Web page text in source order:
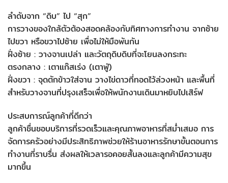
ลำดับจาก “ดิบ” ไป “สุก”
การวางของใกล้ตัวต้องสอดคล้องกับทิศทางการทำงาน จากซ้าย
ไปขวา หรือขวาไปซ้าย เพื่อไม่ให้มือพันกัน
ฝั่งซ้าย : วางจานเปล่า และวัตถุดิบดิบที่จะโยนลงกระทะ
ตรงกลาง : เตาแก๊สเร่ง (เตาฟู่)
ฝั่งขวา : จุดตักข้าวใส่จาน วางไข่ดาวที่ทอดไว้ล่วงหน้า และพื้นที่
สำหรับวางจานที่ปรุงเสร็จเพื่อให้พนักงานเดินมาหยิบไปเสิร์ฟ
ประสบการณ์ลูกค้าที่ดีกว่า
ลูกค้าชื่นชอบบริการที่รวดเร็วและคุณภาพอาหารที่สม่ำเสมอ การ
จัดการครัวอย่างมีประสิทธิภาพช่วยให้ร้านอาหารรักษาขั้นตอนการ
ทำงานที่ราบรื่น ส่งผลให้เวลารอคอยสั้นลงและลูกค้ามีความสุข
มากขึ้น